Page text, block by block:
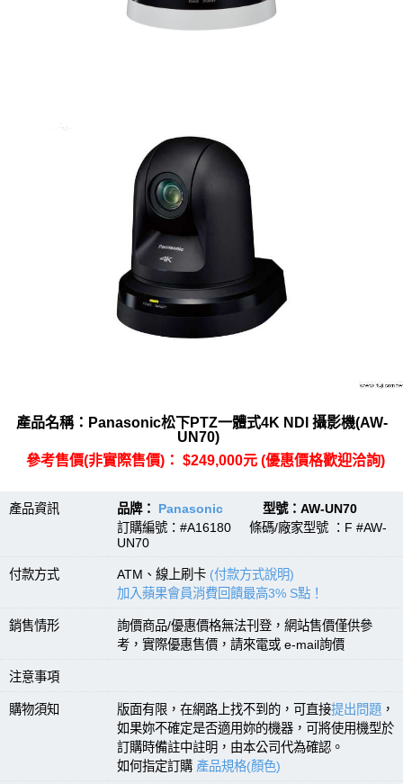
產品名稱：Panasonic松下PTZ一體式4K NDI 攝影機(AW-
UN70)
參考售價(非實際售價)： $249,000元 (優惠價格歡迎洽詢)
產品資訊 品牌： Panasonic 型號：AW-UN70
訂購編號：#A16180 條碼/廠家型號 ：F #AW-
UN70
付款方式 ATM、線上刷卡 (付款方式說明)
加入蘋果會員消費回饋最高3% S點！
銷售情形
詢價商品/優惠價格無法刊登，網站售價僅供參
考，實際優惠售價，請來電或 e-mail詢價
注意事項
購物須知 版面有限，在網路上找不到的，可直接提出問題 ，
如果妳不確定是否適用妳的機器，可將使用機型於
訂購時備註中註明，由本公司代為確認。
如何指定訂購 產品規格(顏色)